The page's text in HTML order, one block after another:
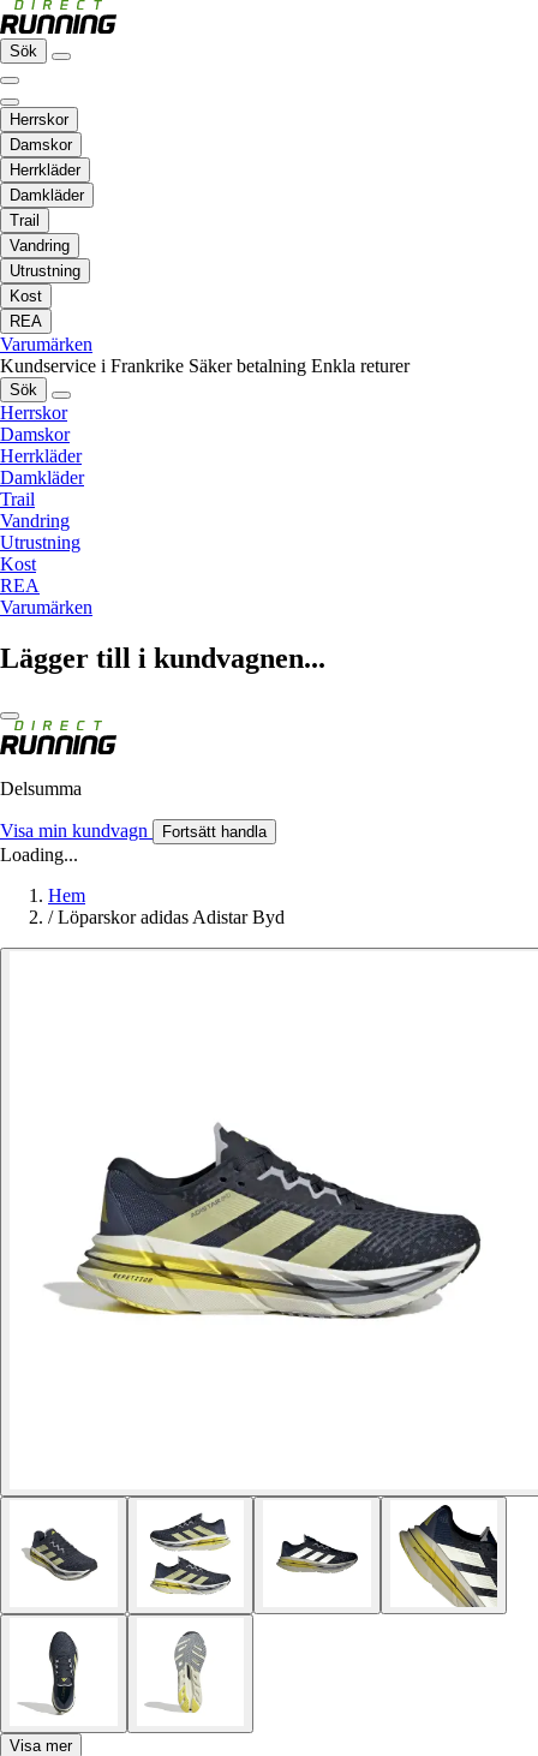
Sök
Herrskor
Damskor
Herrkläder
Damkläder
Trail
Vandring
Utrustning
Kost
REA
Varumärken
Kundservice i Frankrike Säker betalning Enkla returer
Sök
Herrskor
Damskor
Herrkläder
Damkläder
Trail
Vandring
Utrustning
Kost
REA
Varumärken
Lägger till i kundvagnen...
Delsumma
Visa min kundvagn Fortsätt handla
Loading...
Hem
/ Löparskor adidas Adistar Byd
Visa mer